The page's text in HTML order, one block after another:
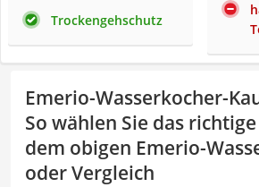
Trockengehschutz
Emerio-Wasserkocher-
So wählen Sie das
dem obigen Emerio-
oder Vergleich